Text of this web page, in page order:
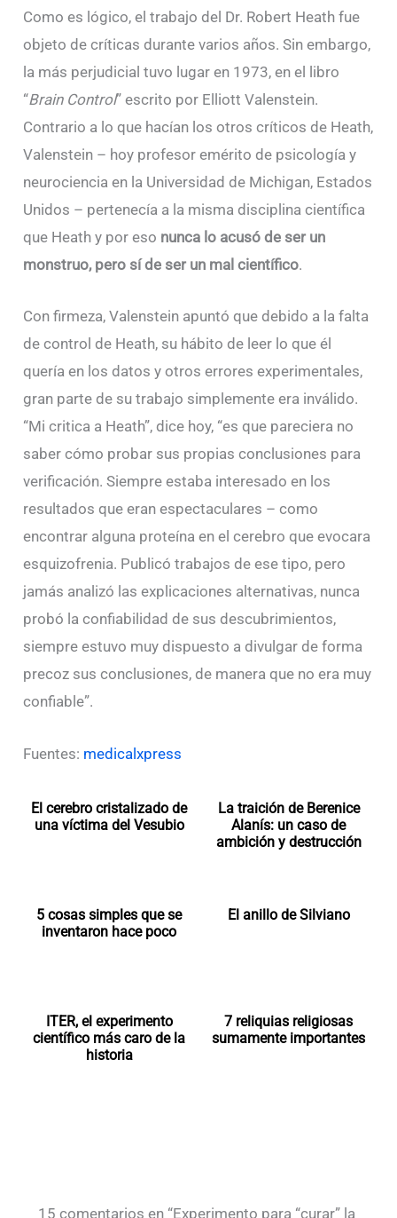
Como es lógico, el trabajo del Dr. Robert Heath fue
objeto de críticas durante varios años. Sin embargo,
la más perjudicial tuvo lugar en 1973, en el libro
“Brain Control” escrito por Elliott Valenstein.
Contrario a lo que hacían los otros críticos de Heath,
Valenstein – hoy profesor emérito de psicología y
neurociencia en la Universidad de Michigan, Estados
Unidos – pertenecía a la misma disciplina científica
que Heath y por eso nunca lo acusó de ser un
monstruo, pero sí de ser un mal científico.
Con firmeza, Valenstein apuntó que debido a la falta
de control de Heath, su hábito de leer lo que él
quería en los datos y otros errores experimentales,
gran parte de su trabajo simplemente era inválido.
“Mi critica a Heath”, dice hoy, “es que pareciera no
saber cómo probar sus propias conclusiones para
verificación. Siempre estaba interesado en los
resultados que eran espectaculares – como
encontrar alguna proteína en el cerebro que evocara
esquizofrenia. Publicó trabajos de ese tipo, pero
jamás analizó las explicaciones alternativas, nunca
probó la confiabilidad de sus descubrimientos,
siempre estuvo muy dispuesto a divulgar de forma
precoz sus conclusiones, de manera que no era muy
confiable”.
Fuentes: medicalxpress
El cerebro cristalizado de
una víctima del Vesubio
La traición de Berenice
Alanís: un caso de
ambición y destrucción
5 cosas simples que se
inventaron hace poco
El anillo de Silviano
ITER, el experimento
científico más caro de la
historia
7 reliquias religiosas
sumamente importantes
15 comentarios en “Experimento para “curar” la